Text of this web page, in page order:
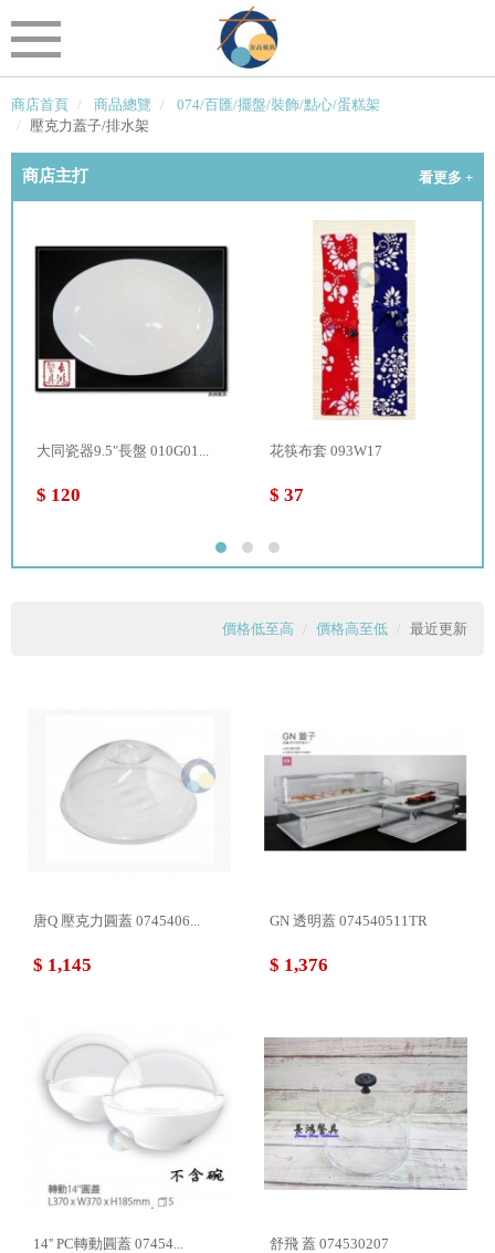
商店首頁 商品總覽
074/百匯/擺盤/裝飾/點心/蛋糕架
壓克力蓋子/排水架
商店主打 看更多 +
大同瓷器9.5"長盤 010G01...
$ 120
花筷布套 093W17
$ 37
價格低至高 價格高至低 最近更新
唐Q 壓克力圓蓋 0745406...
$ 1,145
GN 透明蓋 074540511TR
$ 1,376
14'' PC轉動圓蓋 07454... 舒飛 蓋 074530207